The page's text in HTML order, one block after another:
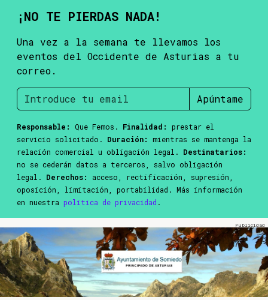
¡NO TE PIERDAS NADA!
Una vez a la semana te llevamos los
eventos del Occidente de Asturias a tu
correo.
Apúntame
Responsable: Que Femos. Finalidad:
prestar el
servicio solicitado. Duración:
mientras se mantenga la
relación comercial u obligación legal. Destinatarios:
no se cederán datos a terceros, salvo obligación
legal. Derechos:
acceso, rectificación, supresión,
oposición, limitación, portabilidad. Más información
en nuestra política de privacidad .